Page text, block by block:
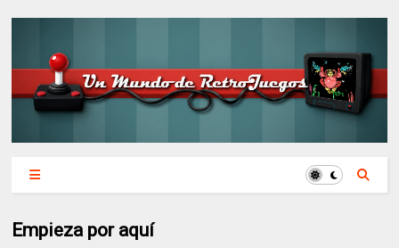
Empieza por aquí